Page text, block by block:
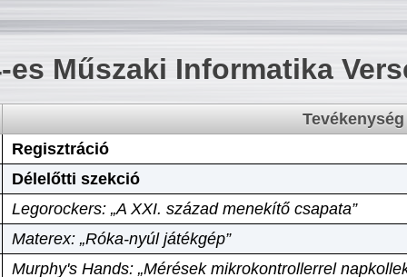
es Műszaki Informatika
Tevékenység
Regisztráció
Délelőtti szekció
Legorockers: „A XXI. század menekítő csapata”
Materex: „Róka-nyúl játékgép”
Murphy's Hands: „Mérések mikrokontrollerrel